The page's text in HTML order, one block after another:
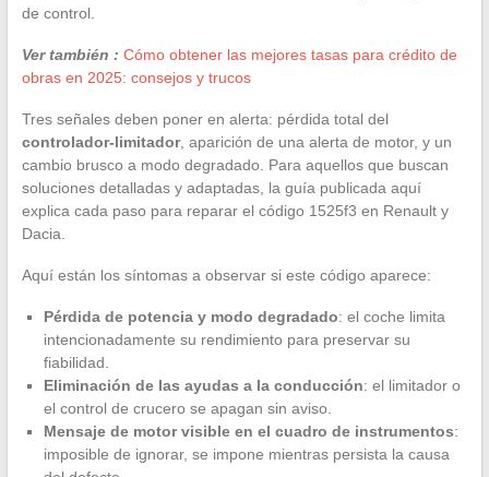
de control.
Ver también : Cómo obtener las mejores tasas para crédito de
obras en 2025: consejos y trucos
Tres señales deben poner en alerta: pérdida total del
controlador-limitador, aparición de una alerta de motor, y un
cambio brusco a modo degradado. Para aquellos que buscan
soluciones detalladas y adaptadas, la guía publicada aquí
explica cada paso para reparar el código 1525f3 en Renault y
Dacia.
Aquí están los síntomas a observar si este código aparece:
Pérdida de potencia y modo degradado: el coche limita
intencionadamente su rendimiento para preservar su
fiabilidad.
Eliminación de las ayudas a la conducción: el limitador o
el control de crucero se apagan sin aviso.
Mensaje de motor visible en el cuadro de instrumentos:
imposible de ignorar, se impone mientras persista la causa